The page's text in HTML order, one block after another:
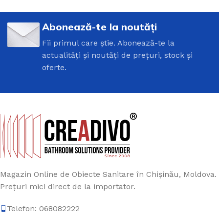
Abonează-te la noutăți
Fii primul care știe. Abonează-te la
actualități și noutăți de prețuri, stock și
oferte.
Magazin Online de Obiecte Sanitare în Chișinău, Moldova.
Prețuri mici direct de la importator.
Telefon: 068082222